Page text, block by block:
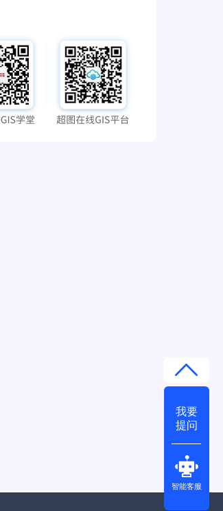
我要
提问
智能客服